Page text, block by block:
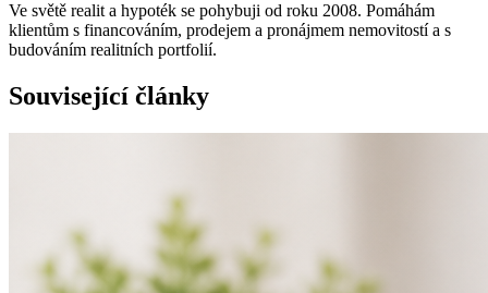
Ve světě realit a hypoték se pohybuji od roku 2008. Pomáhám
klientům s financováním, prodejem a pronájmem nemovitostí a s
budováním realitních portfolií.
Související články